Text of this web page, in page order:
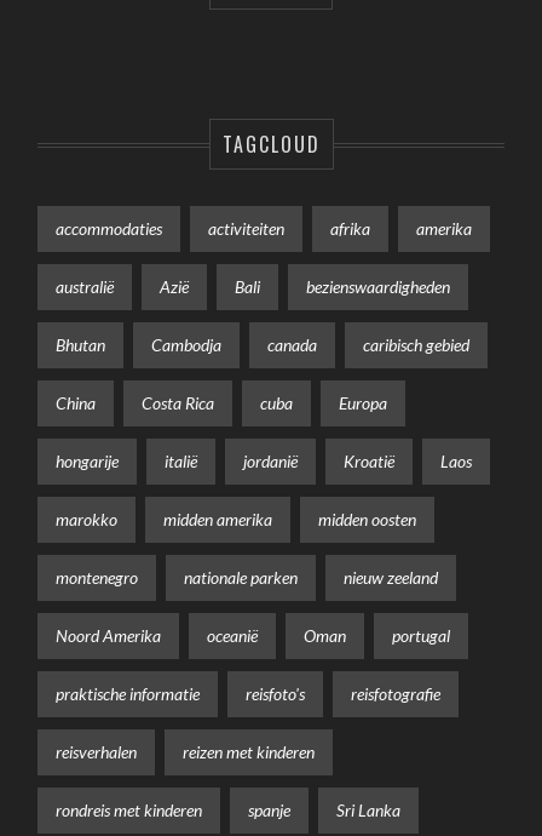
TAGCLOUD
accommodaties activiteiten afrika amerika
australië Azië Bali bezienswaardigheden
Bhutan Cambodja canada caribisch gebied
China Costa Rica cuba Europa
hongarije italië jordanië Kroatië Laos
marokko midden amerika midden oosten
montenegro nationale parken nieuw zeeland
Noord Amerika oceanië Oman portugal
praktische informatie reisfoto's reisfotografie
reisverhalen reizen met kinderen
rondreis met kinderen spanje Sri Lanka